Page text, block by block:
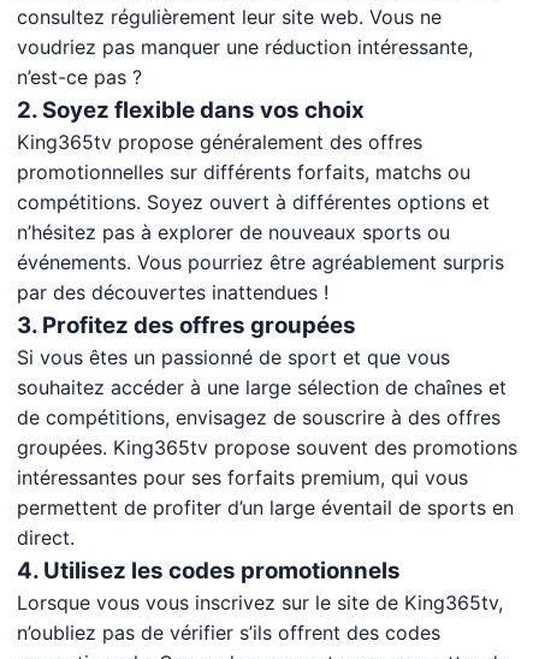
consultez régulièrement leur site web. Vous ne
voudriez pas manquer une réduction intéressante,
n’est-ce pas ?
2. Soyez flexible dans vos choix
King365tv propose généralement des offres
promotionnelles sur différents forfaits, matchs ou
compétitions. Soyez ouvert à différentes options et
n’hésitez pas à explorer de nouveaux sports ou
événements. Vous pourriez être agréablement surpris
par des découvertes inattendues !
3. Profitez des offres groupées
Si vous êtes un passionné de sport et que vous
souhaitez accéder à une large sélection de chaînes et
de compétitions, envisagez de souscrire à des offres
groupées. King365tv propose souvent des promotions
intéressantes pour ses forfaits premium, qui vous
permettent de profiter d’un large éventail de sports en
direct.
4. Utilisez les codes promotionnels
Lorsque vous vous inscrivez sur le site de King365tv,
n’oubliez pas de vérifier s’ils offrent des codes